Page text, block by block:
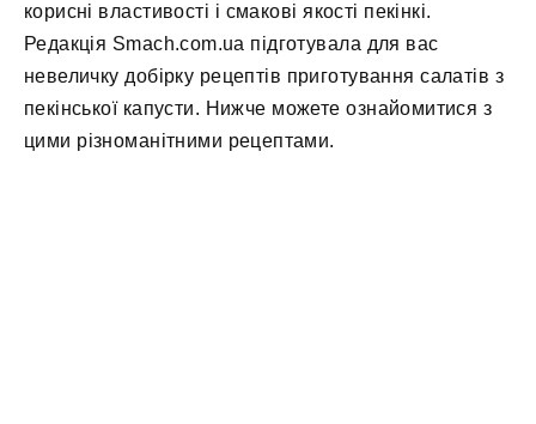
корисні властивості і смакові якості пекінкі.
Редакція Smach.com.ua підготувала для вас
невеличку добірку рецептів приготування салатів з
пекінської капусти. Нижче можете ознайомитися з
цими різноманітними рецептами.